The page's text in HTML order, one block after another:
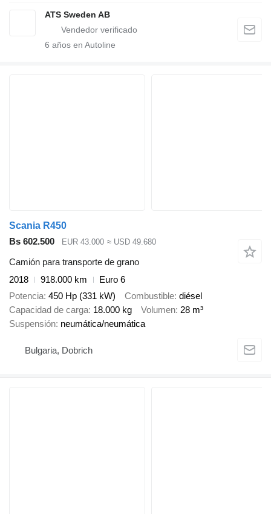
ATS Sweden AB
6 años en Autoline
Scania R450
Bs 602.500
EUR 43.000 ≈ USD 49.680
Camión para transporte de grano
2018
918.000 km
Euro 6
Potencia 450 Hp (331 kW) Combustible diésel
Capacidad de carga 18.000 kg Volumen 28 m³
Suspensión neumática/neumática
Bulgaria, Dobrich